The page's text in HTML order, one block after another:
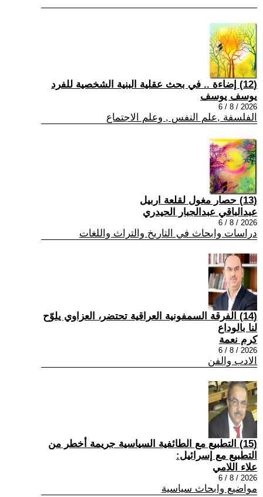
(12) إضاءة .. في بحث عقلية البنية الشخصية للفرد
يوسف يوسف
2026 / 8 / 6
الفلسفة ,علم النفس , وعلم الاجتماع
(13) حصار مغول لقلعة اربيل
عبدالباقي عبدالجبار الحيدري
2026 / 8 / 6
دراسات وابحاث في التاريخ والتراث واللغات
(14) الفرقة السمفونية العراقية تحتضر، العزاوي يلوّح
لنا بالوداع
كرم نعمة
2026 / 8 / 6
الادب والفن
(15) التطبيع مع الطائفية السياسية جريمة أخطر من
التطبيع مع إسرائيل:
علاء اللامي
2026 / 8 / 6
مواضيع وابحاث سياسية